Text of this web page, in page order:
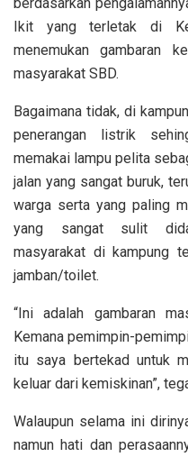
Ikit yang terletak di
menemukan gambaran
masyarakat SBD.
Bagaimana tidak, di
penerangan listrik
memakai lampu pelita
jalan yang sangat buruk,
warga serta yang paling
yang sangat sulit
masyarakat di kampung
jamban/toilet.
“Ini adalah gambaran
Kemana pemimpin-
itu saya bertekad untuk
keluar dari kemiskinan”,
Walaupun selama ini
namun hati dan